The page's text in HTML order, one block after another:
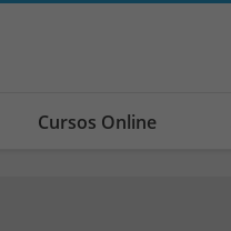
Cursos Online